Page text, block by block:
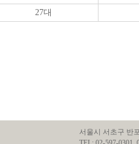
27대
서울시 서초구 반